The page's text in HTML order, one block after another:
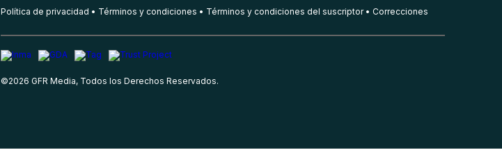
Política de privacidad Términos y condiciones Términos y condiciones del suscriptor Correcciones
©2026 GFR Media, Todos los Derechos Reservados.